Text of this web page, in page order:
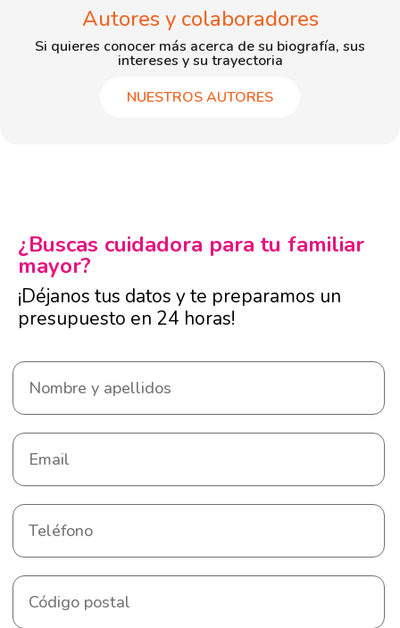
Autores y colaboradores
Si quieres conocer más acerca de su biografía, sus
intereses y su trayectoria
NUESTROS AUTORES
¿Buscas cuidadora para tu familiar
mayor?
¡Déjanos tus datos y te preparamos un
presupuesto en 24 horas!